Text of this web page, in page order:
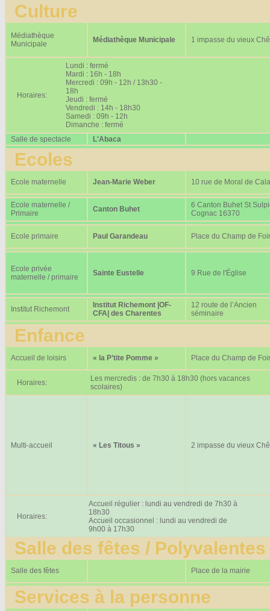
Culture
Médiathèque
Municipale
Médiathèque Municipale 1 impasse du vieux
Horaires:
Lundi : fermé
Mardi : 16h - 18h
Mercredi : 09h - 12h / 13h30 -
18h
Jeudi : fermé
Vendredi : 14h - 18h30
Samedi : 09h - 12h
Dimanche : fermé
Salle de spectacle
L'Abaca
Ecoles
Ecole maternelle Jean-Marie Weber 10 rue de Moral de
Ecole maternelle /
Primaire
Canton Buhet
6 Canton Buhet St
Cognac 16370
Ecole primaire Paul Garandeau Place du Champ de
Ecole privée
maternelle / primaire
Sainte Eustelle 9 Rue de l'Église
Institut Richemont
Institut Richemont |OF-
CFA| des Charentes
12 route de l’Ancien
séminaire
Enfance
Accueil de loisirs « la P’tite Pomme » Place du Champ de
Horaires:
Les mercredis : de 7h30 à 18h30 (hors vacances
scolaires)
Multi-accueil « Les Titous » 2 impasse du vieux
Horaires:
Accueil régulier : lundi au vendredi de 7h30 à
18h30
Accueil occasionnel : lundi au vendredi de
9h00 à 17h30
Salle des fêtes / Polyvalentes
Salle des fêtes Place de la mairie
Services à la personne